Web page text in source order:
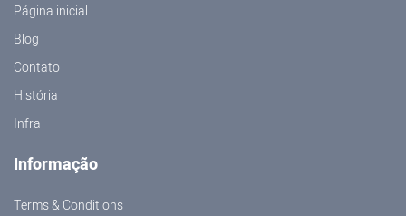
Página inicial
Blog
Contato
História
Infra
Informação
Terms & Conditions